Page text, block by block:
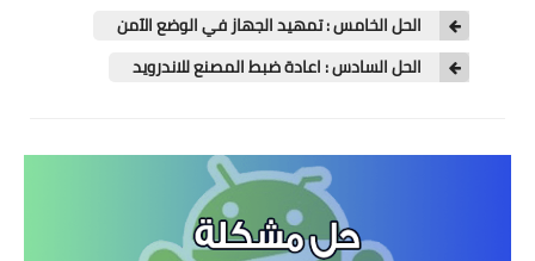
العاب
الحل الخامس : تمهيد الجهاز في الوضع الآمن
الحل السادس : اعادة ضبط المصنع للاندرويد